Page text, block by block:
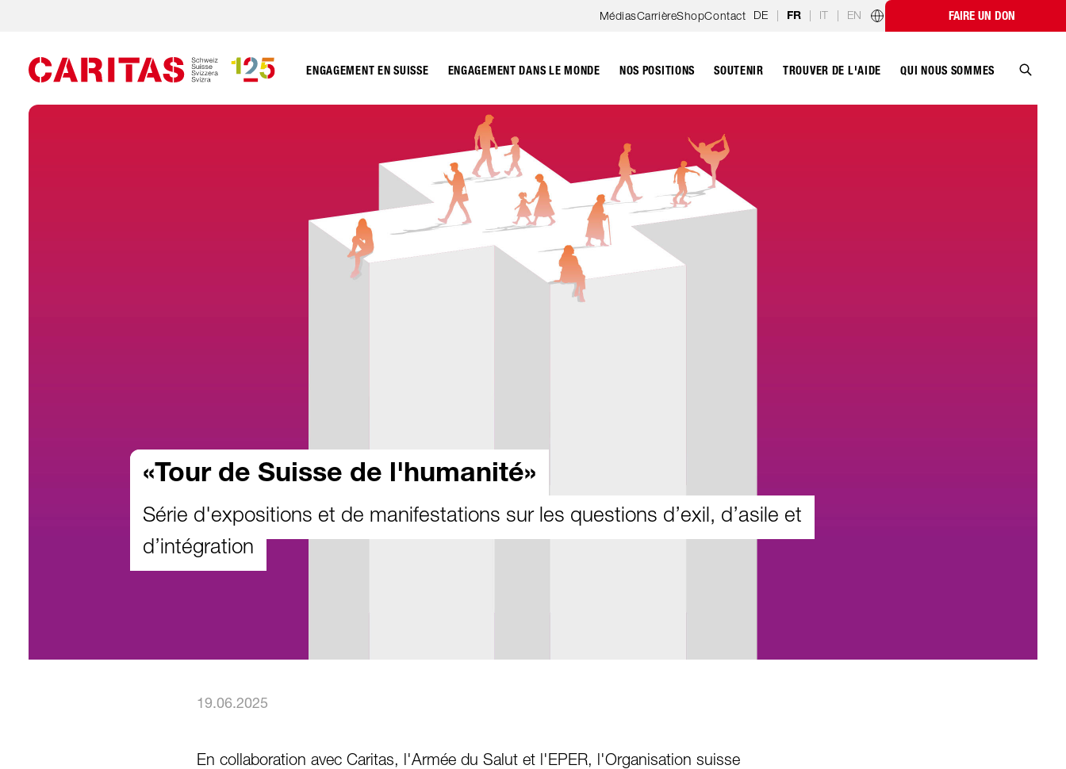
Aller au contenu
MédiasCarrièreShopContact DE | FR | IT | EN
Programmes par paysFAIRE UN DON
ENGAGEMENT EN SUISSE ENGAGEMENT DANS LE MONDE NOS POSITIONS SOUTENIR TROUVER DE L'AIDE QUI NOUS SOMMES
«Tour de Suisse de l'humanité»
Série d'expositions et de manifestations sur les questions d’exil, d’asile et
d’intégration
19.06.2025
En collaboration avec Caritas, l'Armée du Salut et l'EPER, l'Organisation suisse